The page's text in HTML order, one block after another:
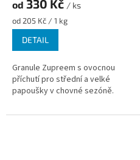
od 330 Kč / ks
Měrná
cena:
od 205 Kč / 1 kg
DETAIL
Granule Zupreem s ovocnou
příchutí pro střední a velké
papoušky v chovné sezóně.